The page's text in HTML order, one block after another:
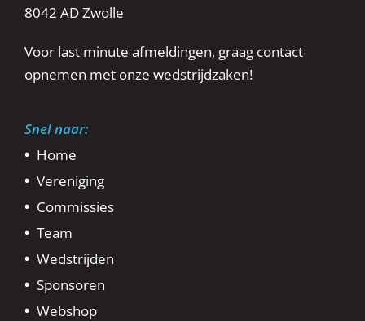
8042 AD Zwolle
Voor last minute afmeldingen, graag contact
opnemen met onze wedstrijdzaken!
Snel naar:
Home
Vereniging
Commissies
Team
Wedstrijden
Sponsoren
Webshop